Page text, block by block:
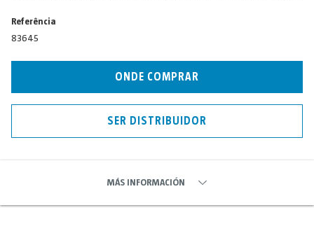
Referência
83645
ONDE COMPRAR
SER DISTRIBUIDOR
MÁS INFORMACIÓN